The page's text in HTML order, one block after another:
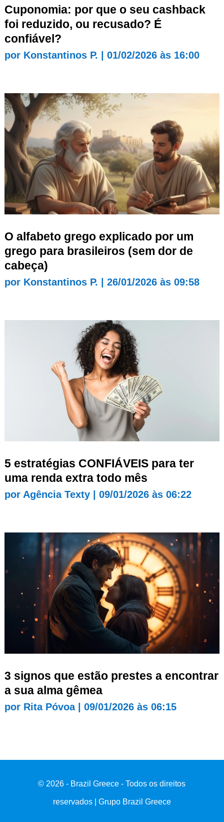
Cuponomia: por que o seu cashback
foi reduzido, ou recusado? É
confiável?
por Konstantinos P. 01/02/2026 às 16:00
O alfabeto grego explicado por um
grego para brasileiros (sem dor de
cabeça)
por Konstantinos P. 26/01/2026 às 09:58
5 estratégias CONFIÁVEIS para ter
uma renda extra todo mês
por Agência Texty| 09/01/2026 às 06:22
3 signos que estão prestes a encontrar
a sua alma gêmea
por Rita Póvoa| 09/01/2026 às 06:15
© 2026 - Brazil Greece - Todos os direitos
reservados | Grupo Brazil Greece